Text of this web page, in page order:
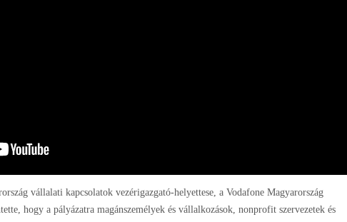
vállalati kapcsolatok vezérigazgató-helyettese, a Vodafone Magyarország
hogy a pályázatra magánszemélyek és vállalkozások, nonprofit szervezetek és